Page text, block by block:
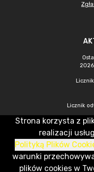
Licznik
CMS & Hosting: Nefeni Sp. z o.o.
Strona korzysta z
realizacji
Polityką Plików
warunki
plików cookies w